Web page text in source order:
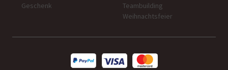
Geschenk
Teambuilding
Weihnachtsfeier